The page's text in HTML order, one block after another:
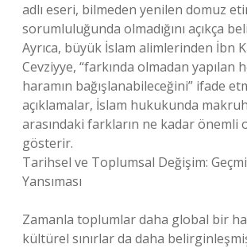
adlı eseri, bilmeden yenilen domuz
sorumluluğunda olmadığını açıkça
Ayrıca, büyük İslam alimlerinden İbn
Cevziyye, “farkında olmadan yapılan
haramın bağışlanabileceğini” ifade
açıklamalar, İslam hukukunda
arasındaki farkların ne kadar önemli
gösterir.
Tarihsel ve Toplumsal Değişim:
Yansıması
Zamanla toplumlar daha global bir
kültürel sınırlar da daha